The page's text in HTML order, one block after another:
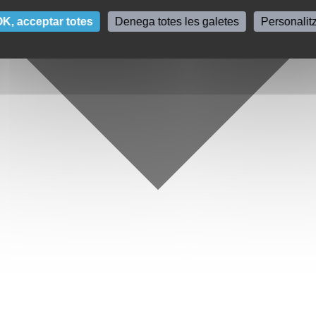
acceptar totes Denega totes les galetes